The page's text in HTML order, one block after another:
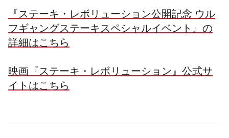
『ステーキ・レボリューション公開記念 ウル
フギャングステーキスペシャルイベント』の
詳細はこちら
映画『ステーキ・レボリューション』公式サ
イトはこちら